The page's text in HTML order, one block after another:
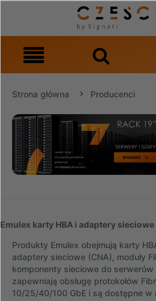
Strona główna Producenci
Emulex karty HBA i adaptery sieciowe
Produkty Emulex obejmują karty
adaptery sieciowe (CNA), moduły
komponenty sieciowe do serwerów
zapewniają obsługę protokołów
10/25/40/100 GbE i są dostępne w